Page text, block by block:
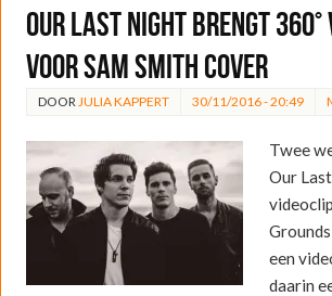
Our Last Night brengt
voor Sam Smith cover
DOOR JULIA KAPPERT 30/11/2016 - 20:49
Twee
Our
een
daarin